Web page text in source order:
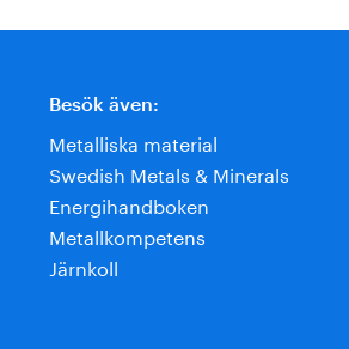
Besök även:
Metalliska material
Swedish Metals & Minerals
Energihandboken
Metallkompetens
Järnkoll